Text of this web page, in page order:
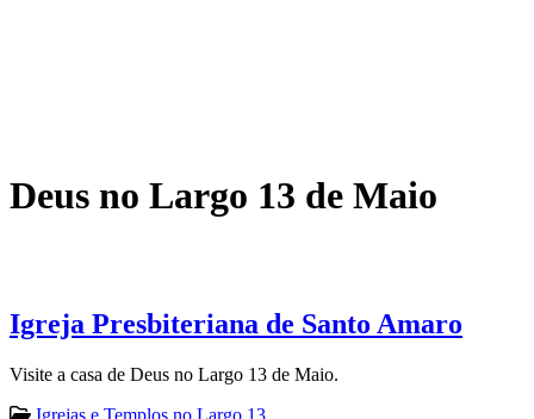
Deus no Largo 13 de Maio
Igreja Presbiteriana de Santo Amaro
Visite a casa de Deus no Largo 13 de Maio.
Igrejas e Templos no Largo 13